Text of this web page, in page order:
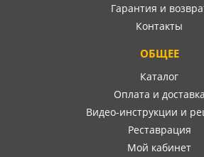
Гарантия и
Контакты
ОБЩЕЕ
Каталог
Оплата и доставка
Видео-инструкции и
Реставрация
Мой кабинет